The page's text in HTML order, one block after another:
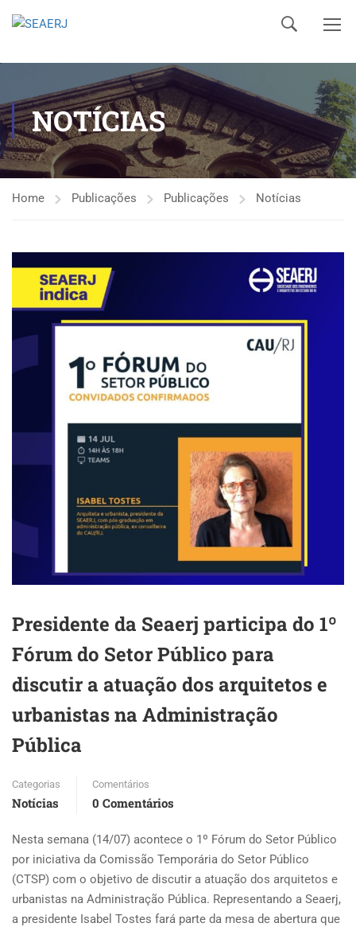
NOTÍCIAS
Home Publicações Publicações Notícias
Presidente da Seaerj participa do 1º
Fórum do Setor Público para
discutir a atuação dos arquitetos e
urbanistas na Administração
Pública
Categorias
Notícias
Comentários
0 Comentários
Nesta semana (14/07) acontece o 1º Fórum do Setor Público
por iniciativa da Comissão Temporária do Setor Público
(CTSP) com o objetivo de discutir a atuação dos arquitetos e
urbanistas na Administração Pública. Representando a Seaerj,
a presidente Isabel Tostes fará parte da mesa de abertura que